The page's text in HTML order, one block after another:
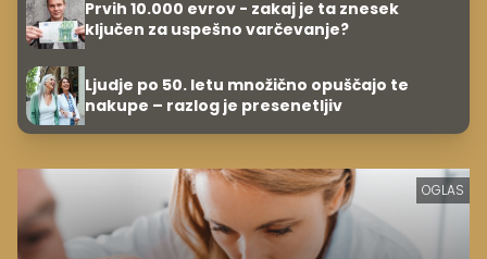
Prvih 10.000 evrov - zakaj je ta znesek
ključen za uspešno varčevanje?
Ljudje po 50. letu množično opuščajo te
nakupe – razlog je presenetljiv
OGLAS